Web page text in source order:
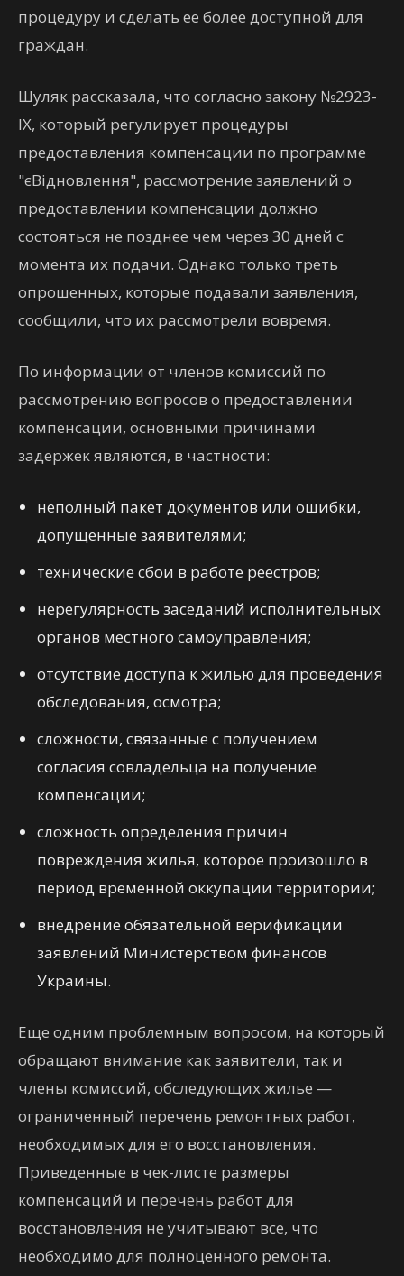
процедуру и сделать ее более доступной для
граждан.
Шуляк рассказала, что согласно закону №2923-
IX, который регулирует процедуры
предоставления компенсации по программе
"єВідновлення", рассмотрение заявлений о
предоставлении компенсации должно
состояться не позднее чем через 30 дней с
момента их подачи. Однако только треть
опрошенных, которые подавали заявления,
сообщили, что их рассмотрели вовремя.
По информации от членов комиссий по
рассмотрению вопросов о предоставлении
компенсации, основными причинами
задержек являются, в частности:
неполный пакет документов или ошибки,
допущенные заявителями;
технические сбои в работе реестров;
нерегулярность заседаний исполнительных
органов местного самоуправления;
отсутствие доступа к жилью для проведения
обследования, осмотра;
сложности, связанные с получением
согласия совладельца на получение
компенсации;
сложность определения причин
повреждения жилья, которое произошло в
период временной оккупации территории;
внедрение обязательной верификации
заявлений Министерством финансов
Украины.
Еще одним проблемным вопросом, на который
обращают внимание как заявители, так и
члены комиссий, обследующих жилье —
ограниченный перечень ремонтных работ,
необходимых для его восстановления.
Приведенные в чек-листе размеры
компенсаций и перечень работ для
восстановления не учитывают все, что
необходимо для полноценного ремонта.